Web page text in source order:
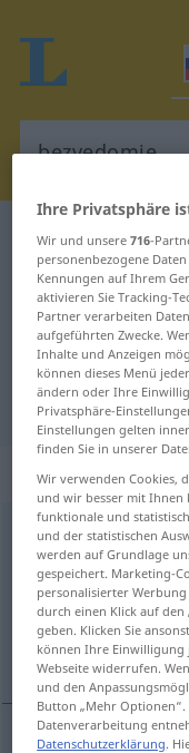
Slowakisch-
Slowakisch-
für
Übersetzung
bezvedomien
Übersicht aller
(Für mehr Details die
Ihre Privatsphäre
Wir und unsere716-
personenbezogene
Kennungen auf Ihrem
aktivieren Sie Tracking-
Partner verarbeiten
aufgeführten Zwecke.
Inhalte und Anzeigen
können dieses Menü
ändern oder Ihre
Privatsphäre-
Einstellungen gelten
finden Sie in unserer
Wir verwenden Cookies,
und wir besser mit Ihnen
funktionale und
und der statistischen
werden auf Grundlage
gespeichert. Marketing-
personalisierter
durch einen Klick auf
geben. Klicken Sie
können Ihre Einwilligung
Webseite widerrufen.
und den
Button „Mehr
Datenverarbeitung
Datenschutzerklärung.